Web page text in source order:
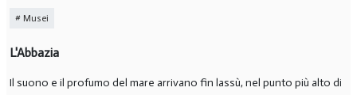
Musei
L'Abbazia
Il suono e il profumo del mare arrivano fin lassù, nel punto più alto di